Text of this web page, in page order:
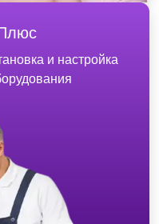
и настройка